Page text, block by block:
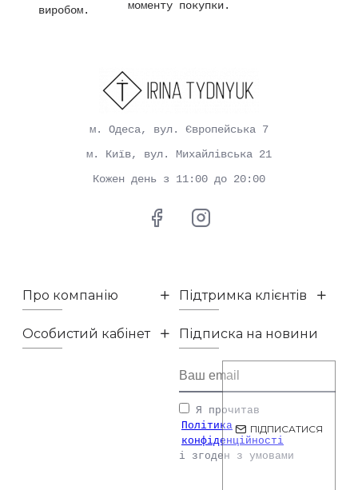
виробом.
моменту покупки.
м. Одеса, вул. Європейська 7
м. Київ, вул. Михайлівська 21
Кожен день з 11:00 до 20:00
Про компанію Підтримка клієнтів
Особистий кабінет Підписка на новини
ПІДПИСАТИСЯ
Я прочитав
Політика
конфіденційності
і згоден з умовами